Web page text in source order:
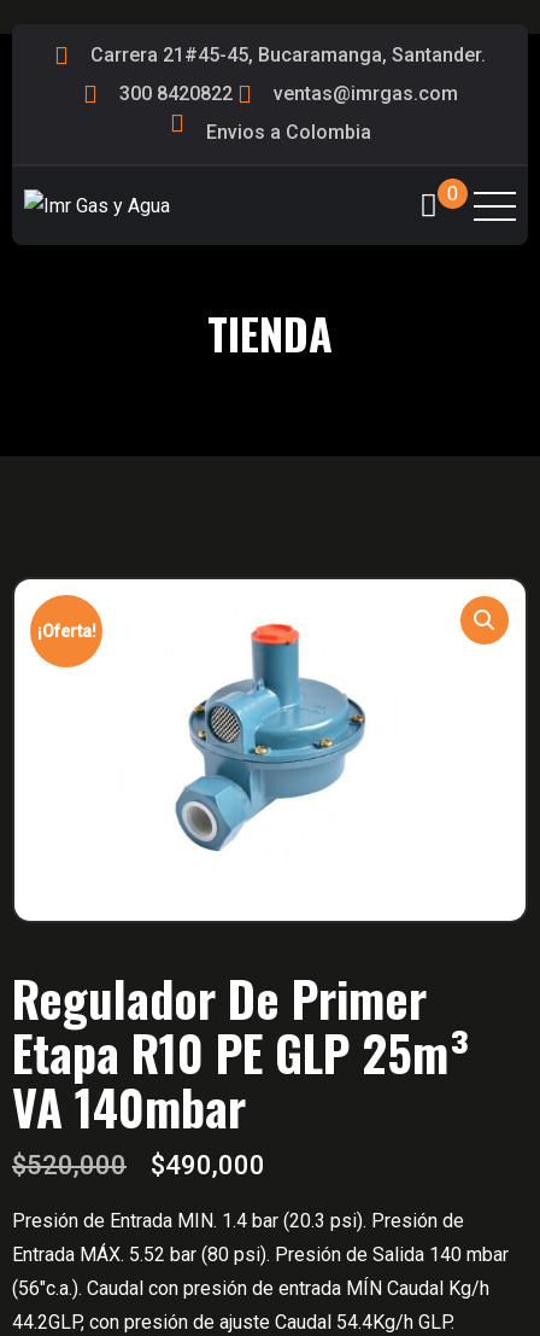
Carrera 21#45-45, Bucaramanga, Santander.
300 8420822
ventas@imrgas.com
Envios a Colombia
0
TIENDA
¡Oferta!
Regulador De Primer
Etapa R10 PE GLP 25m³
VA 140mbar
$520,000
original
$520,000.
$490,000
actual
$490,000.
Presión de Entrada MIN. 1.4 bar (20.3 psi). Presión de
Entrada MÁX. 5.52 bar (80 psi). Presión de Salida 140 mbar
(56″c.a.). Caudal con presión de entrada MÍN Caudal Kg/h
44.2GLP, con presión de ajuste Caudal 54.4Kg/h GLP.